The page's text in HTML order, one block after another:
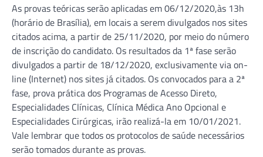
As provas teóricas serão aplicadas em 06/12/2020,às 13h
(horário de Brasília), em locais a serem divulgados nos sites
citados acima, a partir de 25/11/2020, por meio do número
de inscrição do candidato. Os resultados da 1ª fase serão
divulgados a partir de 18/12/2020, exclusivamente via on-
line (Internet) nos sites já citados. Os convocados para a 2ª
fase, prova prática dos Programas de Acesso Direto,
Especialidades Clínicas, Clínica Médica Ano Opcional e
Especialidades Cirúrgicas, irão realizá-la em 10/01/2021.
Vale lembrar que todos os protocolos de saúde necessários
serão tomados durante as provas.